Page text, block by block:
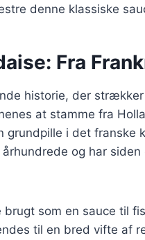
denne klassiske
Fra
historie, der
at stamme fra
i det franske
og har
som en sauce til
til en bred vifte af